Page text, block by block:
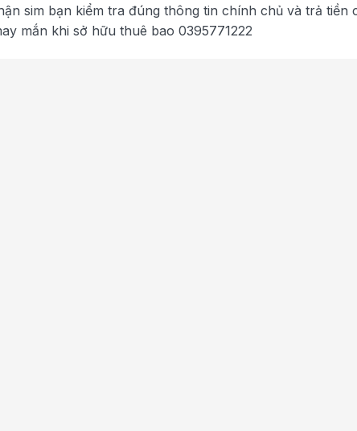
sim bạn kiểm tra đúng thông tin chính chủ và trả tiền
mắn khi sở hữu thuê bao 0395771222